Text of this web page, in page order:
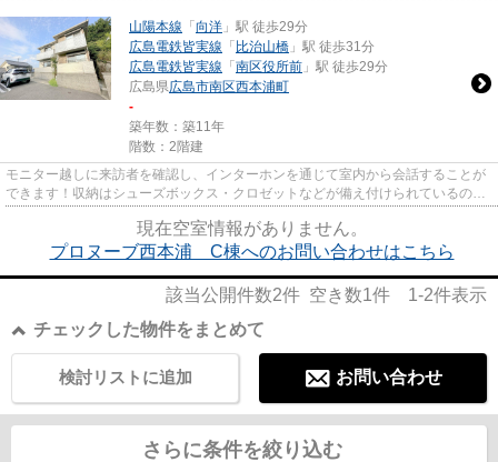
山陽本線 「 向洋 」駅 徒歩29分
広島電鉄皆実線 「 比治山橋 」駅 徒歩31分
広島電鉄皆実線 「 南区役所前 」駅 徒歩29分
広島県広島市南区西本浦町
-
築年数：築11年
階数：2階建
モニター越しに来訪者を確認し、インターホンを通じて室内から会話することが
できます！収納はシューズボックス・クロゼットなどが備え付けられているの
現在空室情報がありません。
プロヌーブ西本浦 C棟へのお問い合わせはこちら
該当公開件数2件 空き数1件 1-2件表示
チェックした物件をまとめて
お問い合わせ
検討リストに追加
さらに条件を絞り込む